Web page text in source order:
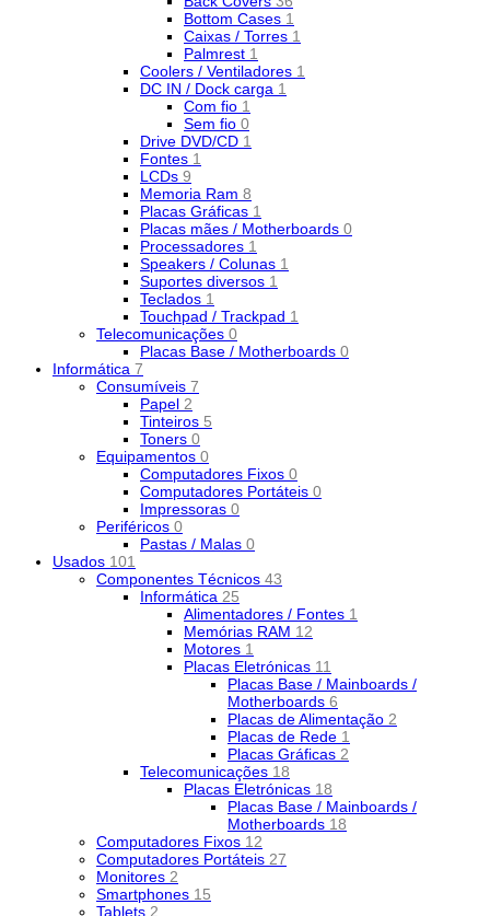
Bottom Cases 1
Caixas / Torres 1
Palmrest 1
Coolers / Ventiladores 1
DC IN / Dock carga 1
Com fio 1
Sem fio 0
Drive DVD/CD 1
Fontes 1
LCDs 9
Memoria Ram 8
Placas Gráficas 1
Placas mães / Motherboards 0
Processadores 1
Speakers / Colunas 1
Suportes diversos 1
Teclados 1
Touchpad / Trackpad 1
Telecomunicações 0
Placas Base / Motherboards 0
Informática 7
Consumíveis 7
Papel 2
Tinteiros 5
Toners 0
Equipamentos 0
Computadores Fixos 0
Computadores Portáteis 0
Impressoras 0
Periféricos 0
Pastas / Malas 0
Usados 101
Componentes Técnicos 43
Informática 25
Alimentadores / Fontes 1
Memórias RAM 12
Motores 1
Placas Eletrónicas 11
Placas Base / Mainboards /
Motherboards 6
Placas de Alimentação 2
Placas de Rede 1
Placas Gráficas 2
Telecomunicações 18
Placas Eletrónicas 18
Placas Base / Mainboards /
Motherboards 18
Computadores Fixos 12
Computadores Portáteis 27
Monitores 2
Smartphones 15
Tablets 2